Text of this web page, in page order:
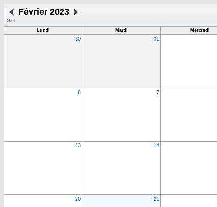
Février 2023
Giet
Lundi
Mardi Mercredi
30 31
6 7
13 14
20 21